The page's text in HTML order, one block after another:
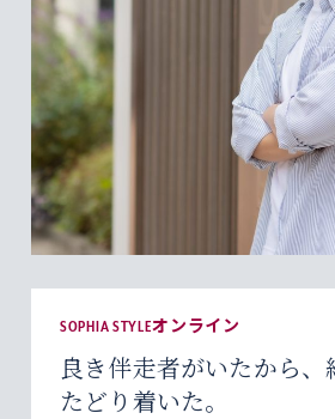
SOPHIA STYLEオンライン
良き伴走者がいたから、
たどり着いた。